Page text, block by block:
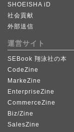
SHOEISHA iD
社会貢献
外部送信
運営サイト
SEBook 翔泳社の本
CodeZine
MarkeZine
EnterpriseZine
CommerceZine
Biz/Zine
SalesZine